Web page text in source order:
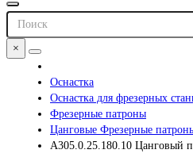
×
Оснастка
Оснастка для фрезерных
Фрезерные патроны
Цанговые Фрезерные
A305.0.25.180.10 Цанговый